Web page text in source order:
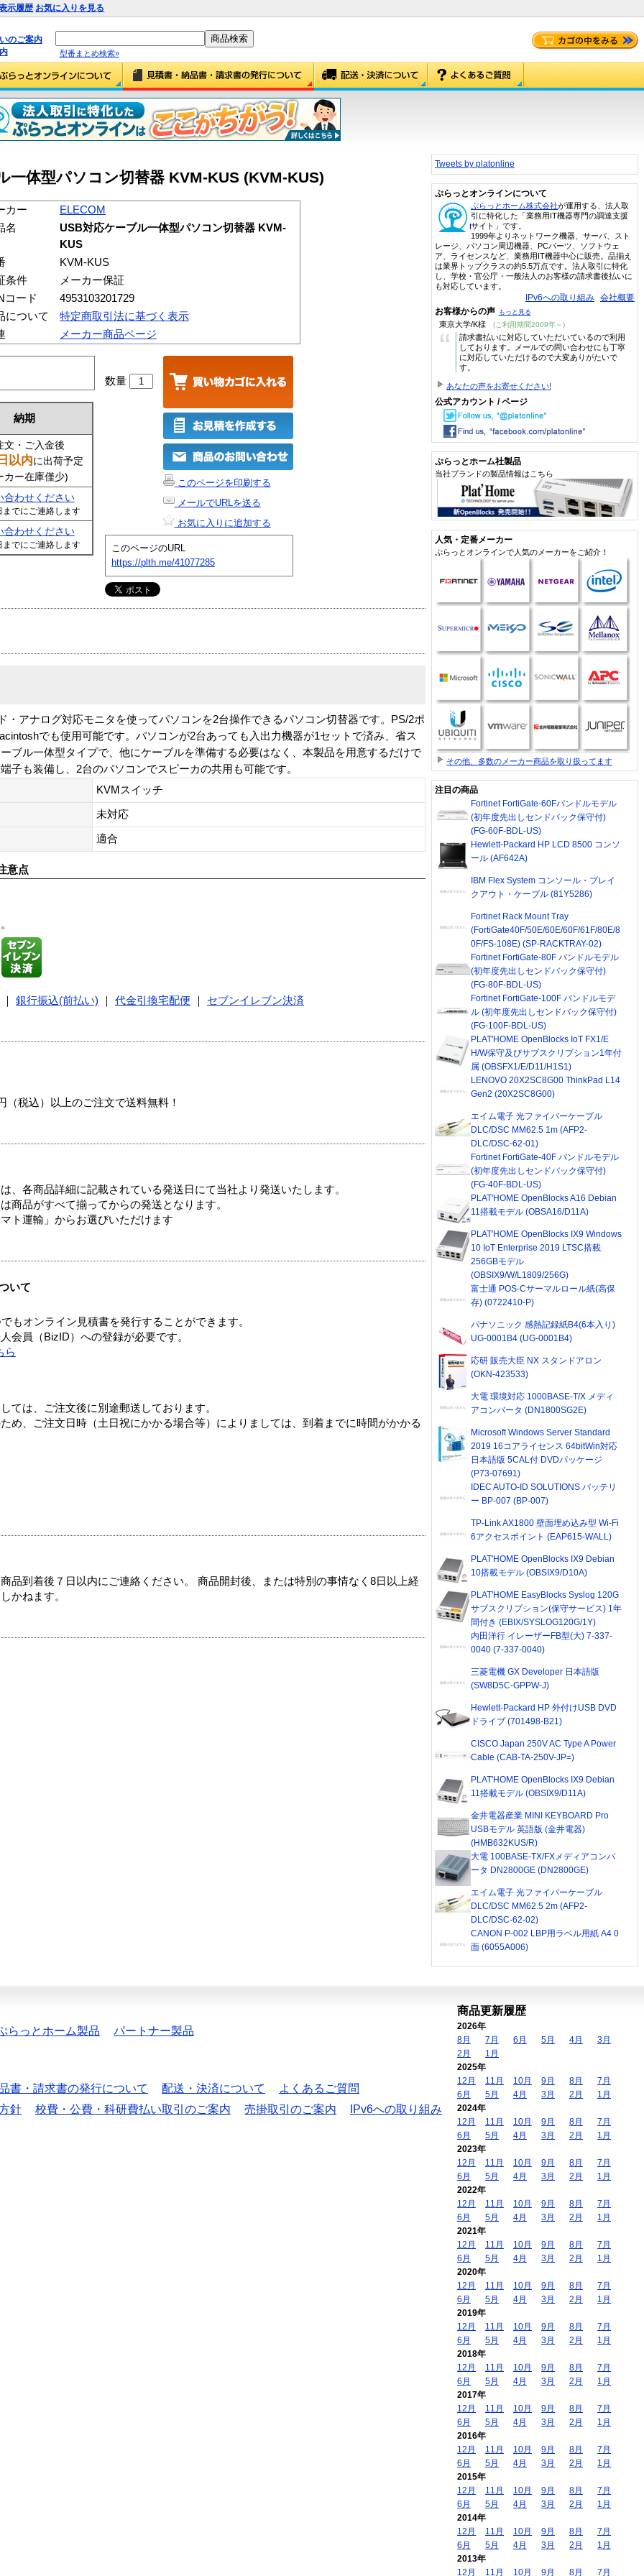
示履歴 お気に入りを見る
のご案内
型番まとめ検索»
一体型パソコン切替器 KVM-KUS (KVM-KUS)
カー
ELECOM
名
USB対応ケーブル一体型パソコン切替器 KVM-
KUS
KVM-KUS
条件
メーカー保証
コード
4953103201729
について
特定商取引法に基づく表示
メーカー商品ページ
納期
文・ご入金後
以内に出荷予定
カー在庫僅少)
合わせください
までにご連絡します
合わせください
までにご連絡します
数量
このページを印刷する
メールでURLを送る
お気に入りに追加する
このページのURL
https://plth.me/41077285
・アナログ対応モニタを使ってパソコンを2台操作できるパソコン切替器です。PS/2ポ
でも使用可能です。パソコンが2台あっても入出力機器が1セットで済み、省ス
ブル一体型タイプで、他にケーブルを準備する必要はなく、本製品を用意するだけで
子も装備し、2台のパソコンでスピーカの共用も可能です。
KVMスイッチ
未対応
適合
意点
銀行振込(前払い) 代金引換宅配便
セブンイレブン決済
税込）以上のご注文で送料無料！
、各商品詳細に記載されている発送日にて当社より発送いたします。
商品がすべて揃ってからの発送となります。
ト運輸」からお選びいただけます
いて
もオンライン見積書を発行することができます。
会員（BizID）への登録が必要です。
ら
ては、ご注文後に別途郵送しております。
め、ご注文日時（土日祝にかかる場合等）によりましては、到着までに時間がかかる
品到着後７日以内にご連絡ください。 商品開封後、または特別の事情なく8日以上経
かねます。
Tweets by platonline
ぷらっとオンラインについて
ぷらっとホーム株式会社が運用する、法人取
引に特化した「業務用IT機器専門の調達支援
サイト」です。
1999年よりネットワーク機器、サーバ、スト
レージ、パソコン周辺機器、PCパーツ、ソフトウェ
ア、ライセンスなど、業務用IT機器中心に販売。品揃え
は業界トップクラスの約5.5万点です。法人取引に特化
し、学校・官公庁・一般法人のお客様の請求書後払いに
も対応しています。
IPv6への取り組み 会社概要
お客様からの声 もっと見る
東京大学/K様 (ご利用期間2009年～)
“
請求書払いに対応していただいているので利用
しております。メールでの問い合わせにも丁寧
に対応していただけるので大変ありがたいで
す。
あなたの声をお寄せください!
公式アカウント / ページ
ぷらっとホーム社製品
当社ブランドの製品情報はこちら
人気・定番メーカー
ぷらっとオンラインで人気のメーカーをご紹介！
その他、多数のメーカー商品を取り扱ってます
注目の商品
Fortinet FortiGate-60Fバンドルモデル
(初年度先出しセンドバック保守付)
(FG-60F-BDL-US)
Hewlett-Packard HP LCD 8500 コンソ
ール (AF642A)
IBM Flex System コンソール・ブレイ
クアウト・ケーブル (81Y5286)
Fortinet Rack Mount Tray
(FortiGate40F/50E/60E/60F/61F/80E/8
0F/FS-108E) (SP-RACKTRAY-02)
Fortinet FortiGate-80F バンドルモデル
(初年度先出しセンドバック保守付)
(FG-80F-BDL-US)
Fortinet FortiGate-100F バンドルモデ
ル (初年度先出しセンドバック保守付)
(FG-100F-BDL-US)
PLAT'HOME OpenBlocks IoT FX1/E
H/W保守及びサブスクリプション1年付
属 (OBSFX1/E/D11/H1S1)
LENOVO 20X2SC8G00 ThinkPad L14
Gen2 (20X2SC8G00)
エイム電子 光ファイバーケーブル
DLC/DSC MM62.5 1m (AFP2-
DLC/DSC-62-01)
Fortinet FortiGate-40F バンドルモデル
(初年度先出しセンドバック保守付)
(FG-40F-BDL-US)
PLAT'HOME OpenBlocks A16 Debian
11搭載モデル (OBSA16/D11A)
PLAT'HOME OpenBlocks IX9 Windows
10 IoT Enterprise 2019 LTSC搭載
256GBモデル
(OBSIX9/W/L1809/256G)
富士通 POS-Cサーマルロール紙(高保
存) (0722410-P)
パナソニック 感熱記録紙B4(6本入り)
UG-0001B4 (UG-0001B4)
応研 販売大臣 NX スタンドアロン
(OKN-423533)
大電 環境対応 1000BASE-T/X メディ
アコンバータ (DN1800SG2E)
Microsoft Windows Server Standard
2019 16コアライセンス 64bitWin対応
日本語版 5CAL付 DVDパッケージ
(P73-07691)
IDEC AUTO-ID SOLUTIONS バッテリ
ー BP-007 (BP-007)
TP-Link AX1800 壁面埋め込み型 Wi-Fi
6アクセスポイント (EAP615-WALL)
PLAT'HOME OpenBlocks IX9 Debian
10搭載モデル (OBSIX9/D10A)
PLAT'HOME EasyBlocks Syslog 120G
サブスクリプション(保守サービス) 1年
間付き (EBIX/SYSLOG120G/1Y)
内田洋行 イレーザーFB型(大) 7-337-
0040 (7-337-0040)
三菱電機 GX Developer 日本語版
(SW8D5C-GPPW-J)
Hewlett-Packard HP 外付けUSB DVD
ドライブ (701498-B21)
CISCO Japan 250V AC Type A Power
Cable (CAB-TA-250V-JP=)
PLAT'HOME OpenBlocks IX9 Debian
11搭載モデル (OBSIX9/D11A)
金井電器産業 MINI KEYBOARD Pro
USBモデル 英語版 (金井電器)
(HMB632KUS/R)
大電 100BASE-TX/FXメディアコンバ
ータ DN2800GE (DN2800GE)
エイム電子 光ファイバーケーブル
DLC/DSC MM62.5 2m (AFP2-
DLC/DSC-62-02)
CANON P-002 LBP用ラベル用紙 A4 0
面 (6055A006)
らっとホーム製品 パートナー製品
書・請求書の発行について 配送・決済について
よくあるご質問
針 校費・公費・科研費払い取引のご案内 売掛取引のご案内
IPv6への取り組み
商品更新履歴
2026年
8月
7月 6月 5月 4月
3月
2月
1月
2025年
12月
11月 10月 9月 8月
7月
6月
5月 4月 3月 2月
1月
2024年
12月
11月 10月 9月 8月
7月
6月
5月 4月 3月 2月
1月
2023年
12月
11月 10月 9月 8月
7月
6月
5月 4月 3月 2月
1月
2022年
12月
11月 10月 9月 8月
7月
6月
5月 4月 3月 2月
1月
2021年
12月
11月 10月 9月 8月
7月
6月
5月 4月 3月 2月
1月
2020年
12月
11月 10月 9月 8月
7月
6月
5月 4月 3月 2月
1月
2019年
12月
11月 10月 9月 8月
7月
6月
5月 4月 3月 2月
1月
2018年
12月
11月 10月 9月 8月
7月
6月
5月 4月 3月 2月
1月
2017年
12月
11月 10月 9月 8月
7月
6月
5月 4月 3月 2月
1月
2016年
12月
11月 10月 9月 8月
7月
6月
5月 4月 3月 2月
1月
2015年
12月
11月 10月 9月 8月
7月
6月
5月 4月 3月 2月
1月
2014年
12月
11月 10月 9月 8月
7月
6月
5月 4月 3月 2月
1月
2013年
12月
11月 10月 9月 8月 7月